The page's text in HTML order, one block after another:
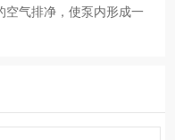
空气排净，使泵内形成一